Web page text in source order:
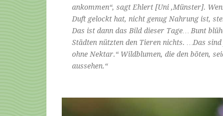
ankommen“, sagt Ehlert [Uni ‚Münster].
Duft gelockt hat, nicht genug Nahrung ist,
Das ist dann das Bild dieser Tage… Bunt
Städten nützten den Tieren nichts. …Das
ohne Nektar.“ Wildblumen, die den böten,
aussehen.“